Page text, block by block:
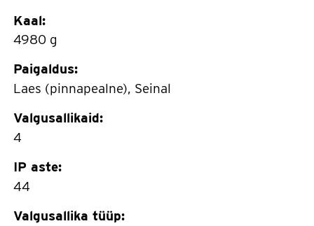
Kaal:
4980 g
Paigaldus:
Laes (pinnapealne), Seinal
Valgusallikaid:
4
IP aste:
44
Valgusallika tüüp: